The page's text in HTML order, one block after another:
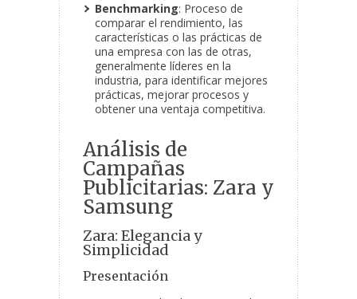
Benchmarking: Proceso de
comparar el rendimiento, las
características o las prácticas de
una empresa con las de otras,
generalmente líderes en la
industria, para identificar mejores
prácticas, mejorar procesos y
obtener una ventaja competitiva.
Análisis de
Campañas
Publicitarias: Zara y
Samsung
Zara: Elegancia y
Simplicidad
Presentación